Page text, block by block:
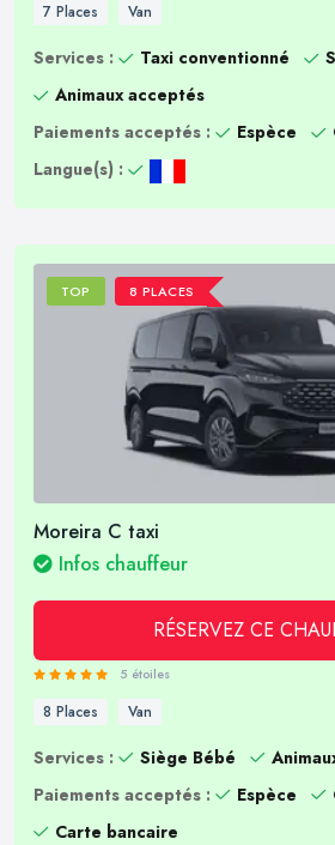
7 Places Van
Services : Taxi conventionné
Animaux acceptés
Paiements acceptés :
Espèce
Langue(s) :
TOP 8 PLACES
Moreira C taxi
Infos chauffeur
RÉSERVEZ CE
5 étoiles
8 Places Van
Services : Siège Bébé
Paiements acceptés :
Espèce
Carte bancaire